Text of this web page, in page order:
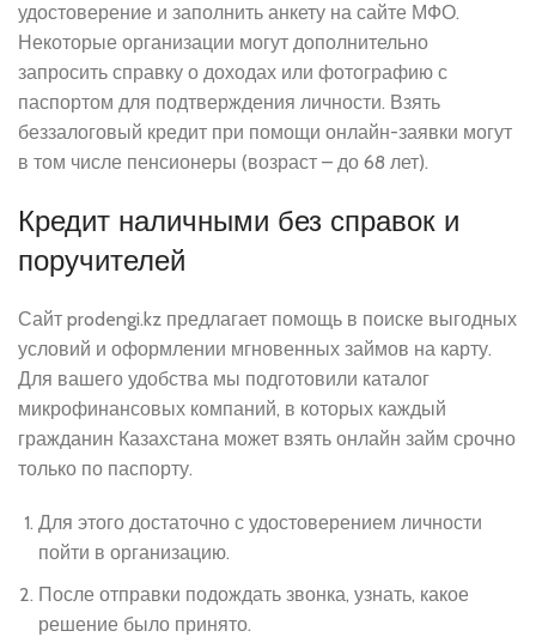
удостоверение и заполнить анкету на сайте МФО.
Некоторые организации могут дополнительно
запросить справку о доходах или фотографию с
паспортом для подтверждения личности. Взять
беззалоговый кредит при помощи онлайн-заявки могут
в том числе пенсионеры (возраст – до 68 лет).
Кредит наличными без справок и
поручителей
Сайт prodengi.kz предлагает помощь в поиске выгодных
условий и оформлении мгновенных займов на карту.
Для вашего удобства мы подготовили каталог
микрофинансовых компаний, в которых каждый
гражданин Казахстана может взять онлайн займ срочно
только по паспорту.
Для этого достаточно с удостоверением личности
пойти в организацию.
После отправки подождать звонка, узнать, какое
решение было принято.